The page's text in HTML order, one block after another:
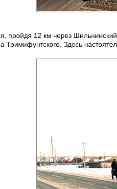
пройдя 12 км через
Тримифунтского. Здесь